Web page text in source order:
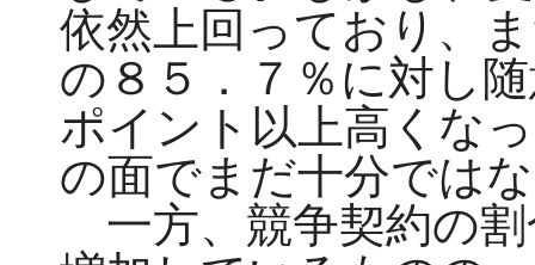
依然上回っており、
の８５．７％に対し
ポイント以上高くな
の面でまだ十分では
一方、競争契約の